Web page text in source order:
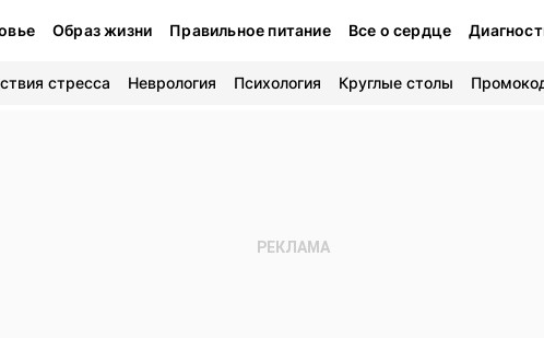
Образ жизни Правильное питание Все о сердце
стресса Неврология Психология Круглые столы